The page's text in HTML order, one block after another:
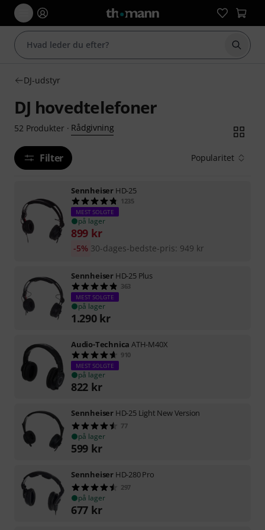
Start
DJ-udstyr
DJ hovedtelefoner
52 Produkter· Rådgivning
Filter Popularitet
Sennheiser HD-25
1235
MEST SOLGTE
på lager
899 kr
30-dages-bedste-pris: 949 kr
-5%
Sennheiser HD-25 Plus
363
MEST SOLGTE
på lager
1.290 kr
Audio-Technica ATH-M40X
910
MEST SOLGTE
på lager
822 kr
Sennheiser HD-25 Light New Version
77
på lager
599 kr
Sennheiser HD-280 Pro
297
på lager
677 kr